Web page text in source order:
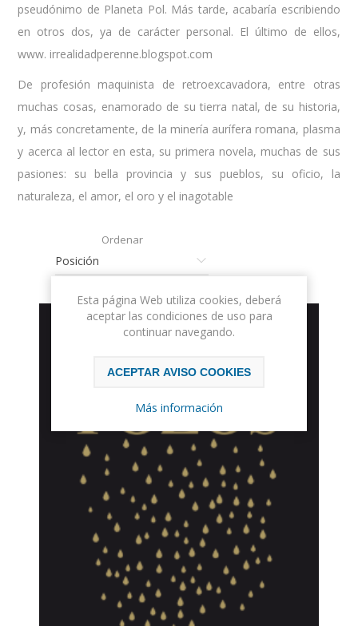
pseudónimo de Planeta Pol. Más tarde, acabaría escribiendo
en otros dos, ya de carácter personal. El último de ellos,
www. irrealidadperenne.blogspot.com
De profesión maquinista de retroexcavadora, entre otras
muchas cosas, enamorado de su tierra natal, de su historia,
y, más concretamente, de la minería aurífera romana, plasma
y acerca al lector en esta, su primera novela, muchas de sus
pasiones: su bella provincia y sus pueblos, su oficio, la
naturaleza, el amor, el oro y el inagotable
Ordenar
Esta página Web utiliza cookies, deberá
aceptar las condiciones de uso para
continuar navegando.
ACEPTAR AVISO COOKIES
Más información